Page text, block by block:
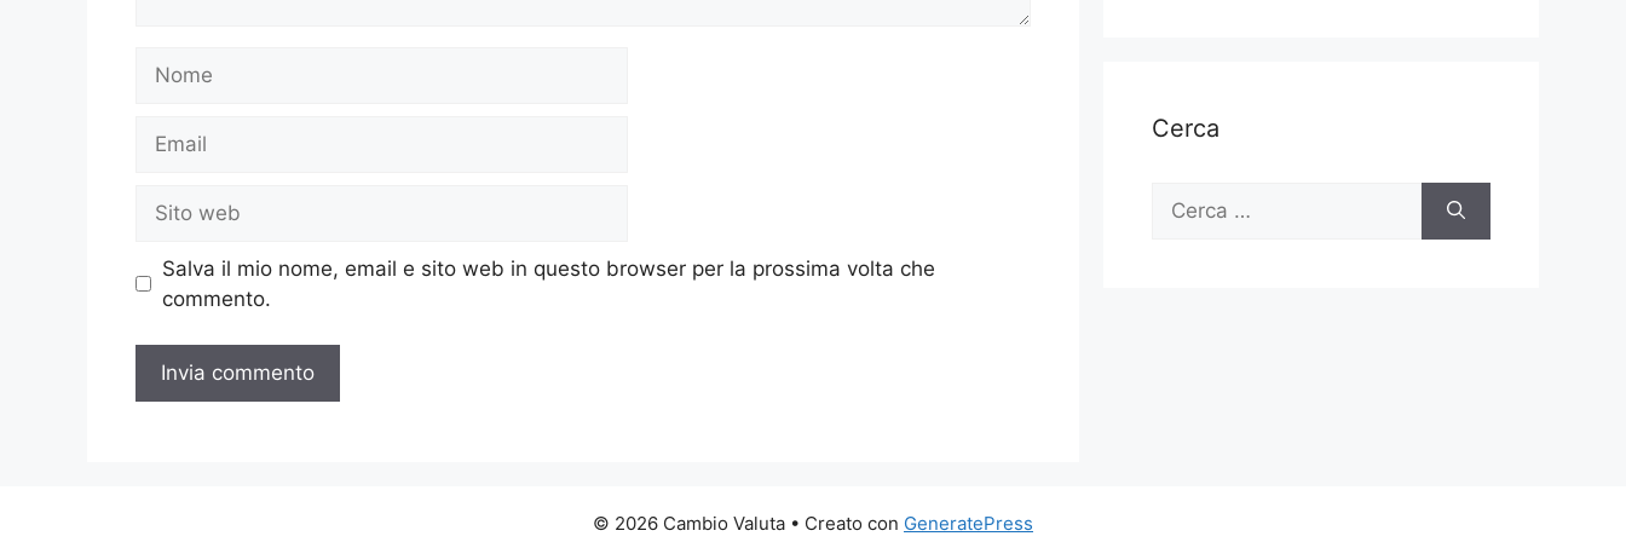
web
Salva il mio nome, email e sito web in questo browser per la prossima volta che
commento.
Cerca
Ricerca
© 2026 Cambio Valuta • Creato con GeneratePress